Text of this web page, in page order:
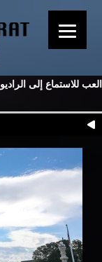
العب للاستماع إلى الراديو